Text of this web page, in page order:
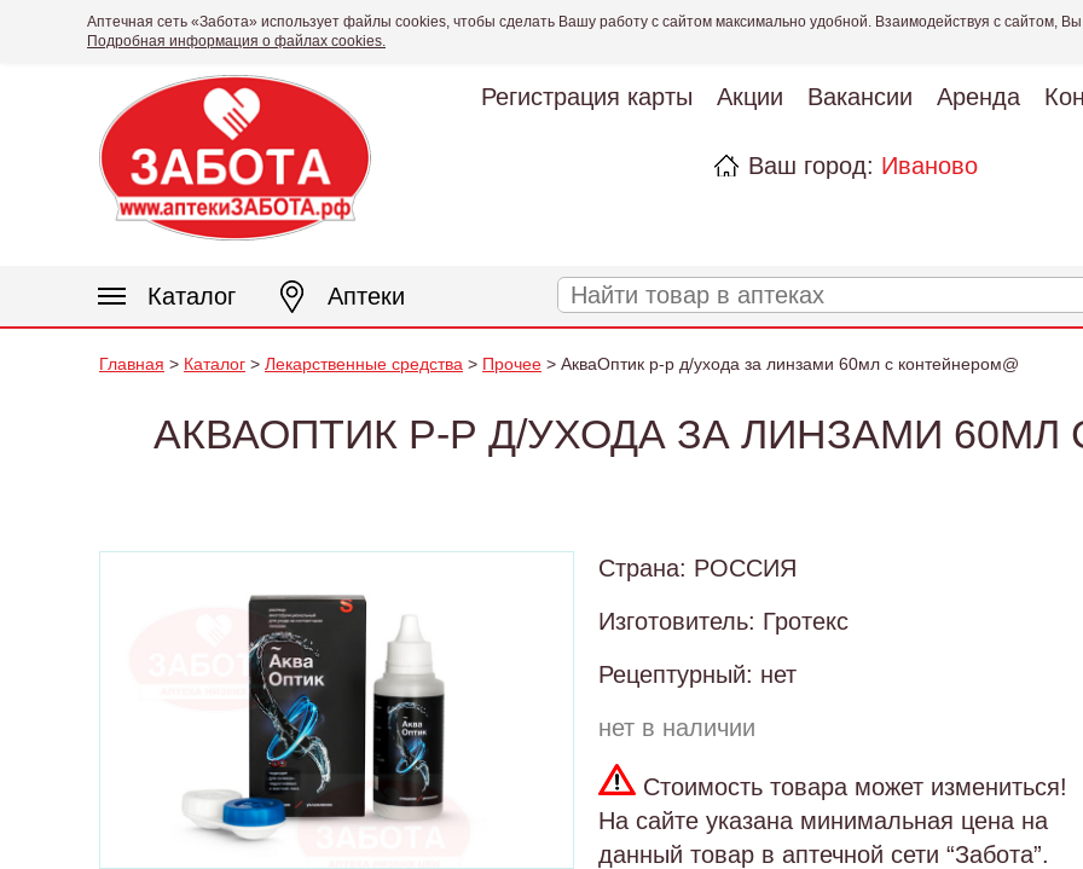
Аптечная сеть «Забота» использует файлы cookies, чтобы сделать Вашу работу с сайтом максимально удобной. Взаимодействуя с сайтом,
Подробная информация о файлах cookies.
Регистрация карты Акции Вакансии Аренда
Ваш город: Иваново
Каталог Аптеки
Главная > Каталог > Лекарственные средства > Прочее > АкваОптик р-р д/ухода за линзами 60мл с контейнером@
АКВАОПТИК Р-Р Д/УХОДА ЗА ЛИНЗАМИ
Страна: РОССИЯ
Изготовитель: Гротекс
Рецептурный: нет
нет в наличии
Стоимость товара может измениться!
На сайте указана минимальная цена на
данный товар в аптечной сети “Забота”.